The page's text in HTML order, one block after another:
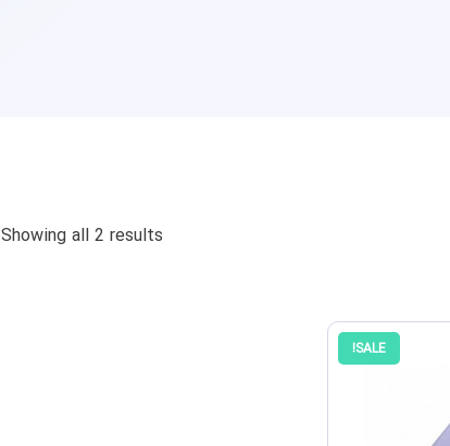
Showing all 2 results
SALE!